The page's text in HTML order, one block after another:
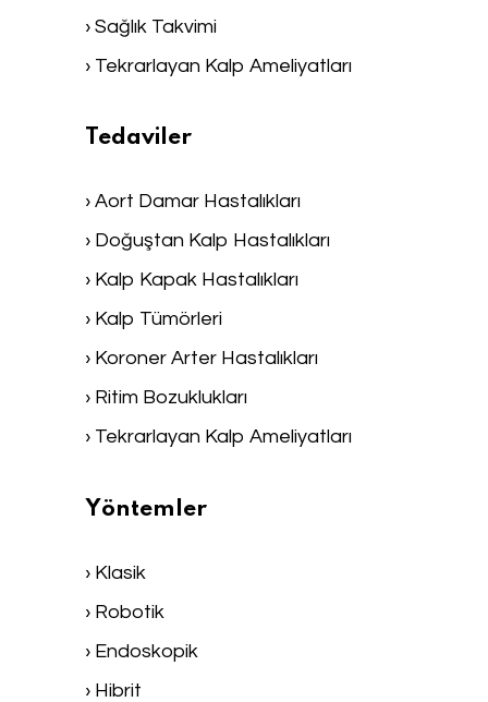
› Sağlık Takvimi
› Tekrarlayan Kalp Ameliyatları
Tedaviler
› Aort Damar Hastalıkları
› Doğuştan Kalp Hastalıkları
› Kalp Kapak Hastalıkları
› Kalp Tümörleri
› Koroner Arter Hastalıkları
› Ritim Bozuklukları
› Tekrarlayan Kalp Ameliyatları
Yöntemler
› Klasik
› Robotik
› Endoskopik
› Hibrit